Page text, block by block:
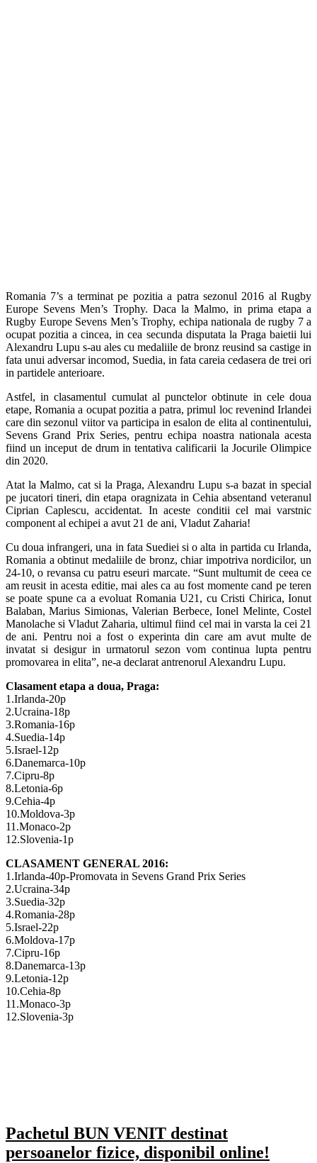
Romania 7’s a terminat pe pozitia a patra sezonul 2016 al Rugby
Europe Sevens Men’s Trophy. Daca la Malmo, in prima etapa a
Rugby Europe Sevens Men’s Trophy, echipa nationala de rugby 7 a
ocupat pozitia a cincea, in cea secunda disputata la Praga baietii lui
Alexandru Lupu s-au ales cu medaliile de bronz reusind sa castige in
fata unui adversar incomod, Suedia, in fata careia cedasera de trei ori
in partidele anterioare.
Astfel, in clasamentul cumulat al punctelor obtinute in cele doua
etape, Romania a ocupat pozitia a patra, primul loc revenind Irlandei
care din sezonul viitor va participa in esalon de elita al continentului,
Sevens Grand Prix Series, pentru echipa noastra nationala acesta
fiind un inceput de drum in tentativa calificarii la Jocurile Olimpice
din 2020.
Atat la Malmo, cat si la Praga, Alexandru Lupu s-a bazat in special
pe jucatori tineri, din etapa oragnizata in Cehia absentand veteranul
Ciprian Caplescu, accidentat. In aceste conditii cel mai varstnic
component al echipei a avut 21 de ani, Vladut Zaharia!
Cu doua infrangeri, una in fata Suediei si o alta in partida cu Irlanda,
Romania a obtinut medaliile de bronz, chiar impotriva nordicilor, un
24-10, o revansa cu patru eseuri marcate. “Sunt multumit de ceea ce
am reusit in acesta editie, mai ales ca au fost momente cand pe teren
se poate spune ca a evoluat Romania U21, cu Cristi Chirica, Ionut
Balaban, Marius Simionas, Valerian Berbece, Ionel Melinte, Costel
Manolache si Vladut Zaharia, ultimul fiind cel mai in varsta la cei 21
de ani. Pentru noi a fost o experinta din care am avut multe de
invatat si desigur in urmatorul sezon vom continua lupta pentru
promovarea in elita”, ne-a declarat antrenorul Alexandru Lupu.
Clasament etapa a doua, Praga:
1.Irlanda-20p
2.Ucraina-18p
3.Romania-16p
4.Suedia-14p
5.Israel-12p
6.Danemarca-10p
7.Cipru-8p
8.Letonia-6p
9.Cehia-4p
10.Moldova-3p
11.Monaco-2p
12.Slovenia-1p
CLASAMENT GENERAL 2016:
1.Irlanda-40p-Promovata in Sevens Grand Prix Series
2.Ucraina-34p
3.Suedia-32p
4.Romania-28p
5.Israel-22p
6.Moldova-17p
7.Cipru-16p
8.Danemarca-13p
9.Letonia-12p
10.Cehia-8p
11.Monaco-3p
12.Slovenia-3p
Pachetul BUN VENIT destinat
persoanelor fizice, disponibil online!